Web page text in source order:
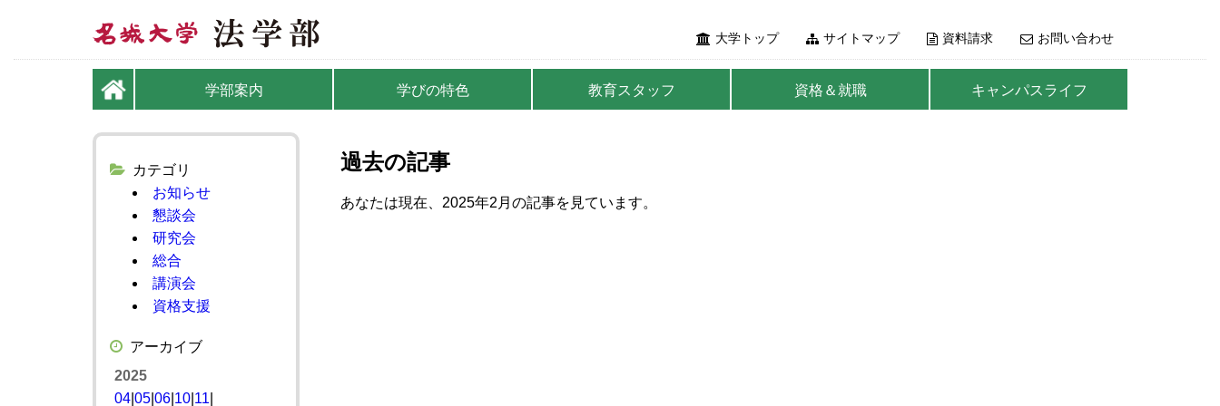
大学トップ サイトマップ 資料請求 お問い合わせ
学部案内 学びの特色 教育スタッフ 資格＆就職 キャンパスライフ
過去の記事
あなたは現在、2025年2月の記事を見ています。
カテゴリ
お知らせ
懇談会
研究会
総合
講演会
資格支援
アーカイブ
2025
04 05 06 10 11